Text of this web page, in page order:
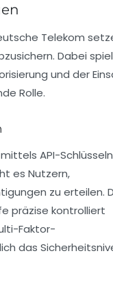
Telekom
Dabei
und der
Rolle.
API-
es Nutzern,
zu erteilen.
präzise kontrolliert
Faktor-
das